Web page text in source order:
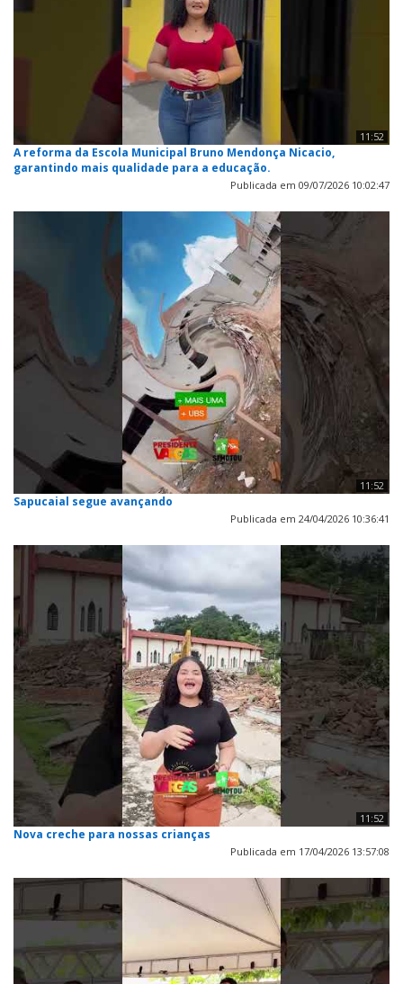
11:52
A reforma da Escola Municipal Bruno Mendonça Nicacio,
garantindo mais qualidade para a educação.
Publicada em 09/07/2026 10:02:47
11:52
Sapucaial segue avançando
Publicada em 24/04/2026 10:36:41
11:52
Nova creche para nossas crianças
Publicada em 17/04/2026 13:57:08